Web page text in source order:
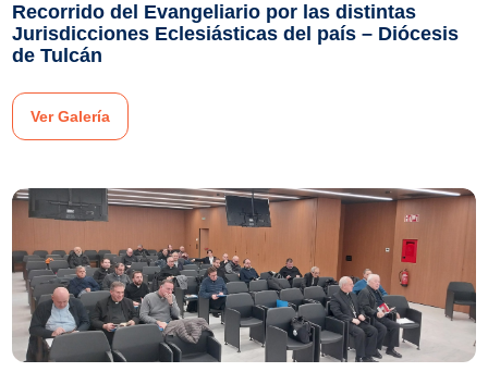
Recorrido del Evangeliario por las distintas
Jurisdicciones Eclesiásticas del país – Diócesis
de Tulcán
Ver Galería